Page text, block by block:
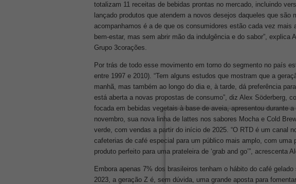
totalizam 11 receitas de bebidas prontas no mercado, incluindo
lançado produtos que atendem a novos desejos daqueles que
acompanhamos é a de que os consumidores estão cada vez
bem-estar, mas sem abrir mão da indulgência e do sabor”, explica
Grupo 3corações.
Por trás de todo esse movimento em torno do segmento no país
entre 1997 e 2010). “Tem alguns estudos que mostram que a
manhã, mas também ao longo do dia e, à tarde, dá preferência
está aberta a novas propostas de consumo”, diz Alex Söderberg,
focada em bebidas vegetais à base de aveia, apresentou durante
novembro, sua nova linha de lattes nos sabores Mocha e Cold
verde, com vendas a partir do início de 2025. “O RTD é um canal
cafeterias de café especial para um público mais amplo, com uma
produto perfeito para uma prateleira de ‘grab and go’”, acrescenta
Embora apenas 7% dos brasileiros tenham o hábito do café gelado
2023, a geração Z é, sem dúvida, uma grande aposta para